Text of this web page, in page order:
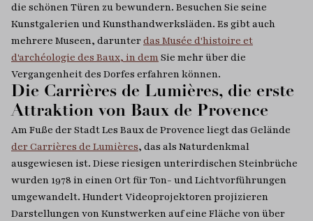
die schönen Türen zu bewundern. Besuchen Sie seine
Kunstgalerien und Kunsthandwerksläden. Es gibt auch
mehrere Museen, darunterdas Musée d'histoire et
d'archéologie des Baux, in demSie mehr über die
Vergangenheit des Dorfes erfahren können.
Die Carrières de Lumières, die erste
Attraktion von Baux de Provence
Am Fuße der Stadt Les Baux de Provence liegt das Gelände
der Carrières de Lumières, das als Naturdenkmal
ausgewiesen ist. Diese riesigen unterirdischen Steinbrüche
wurden 1978 in einen Ort für Ton- und Lichtvorführungen
umgewandelt. Hundert Videoprojektoren projizieren
Darstellungen von Kunstwerken auf eine Fläche von über